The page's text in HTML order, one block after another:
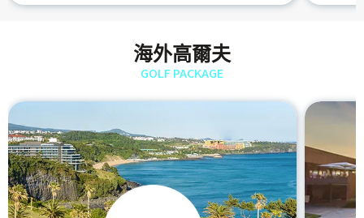
海外高爾夫
GOLF PACKAGE